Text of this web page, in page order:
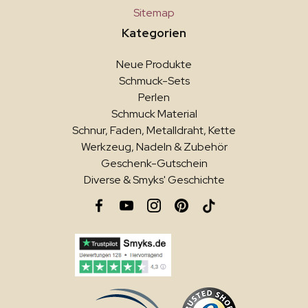
Sitemap
Kategorien
Neue Produkte
Schmuck-Sets
Perlen
Schmuck Material
Schnur, Faden, Metalldraht, Kette
Werkzeug, Nadeln & Zubehör
Geschenk-Gutschein
Diverse & Smyks' Geschichte